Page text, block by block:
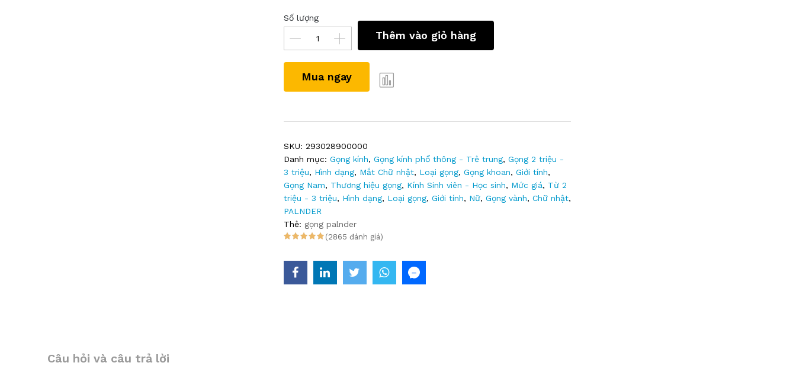
Số lượng
Thêm vào giỏ hàng
Mua ngay
SKU: 293028900000
Danh mục: Gọng kính, Gọng kính phổ thông - Trẻ trung, Gọng 2 triệu -
3 triệu, Hình dạng, Mắt Chữ nhật, Loại gọng, Gọng khoan, Giới tính,
Gọng Nam, Thương hiệu gọng, Kính Sinh viên - Học sinh, Mức giá, Từ 2
triệu - 3 triệu, Hình dạng, Loại gọng, Giới tính, Nữ, Gọng vành, Chữ nhật,
PALNDER
Thẻ: gọng palnder
(2865 đánh giá)
Câu hỏi và câu trả lời